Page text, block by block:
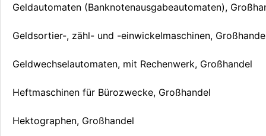
Geldautomaten (Banknotenausgabeautomaten),
Geldsortier-, zähl- und -einwickelmaschinen,
Geldwechselautomaten, mit Rechenwerk, Großhandel
Heftmaschinen für Bürozwecke, Großhandel
Hektographen, Großhandel